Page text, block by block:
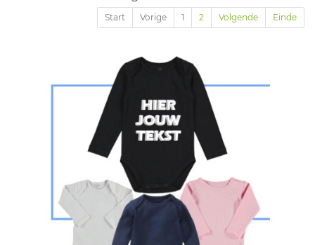
Start Vorige 1 2 Volgende Einde